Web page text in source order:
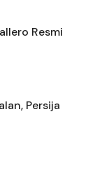
Resmi
Persija